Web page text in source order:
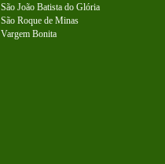
São João Batista do Glória
São Roque de Minas
Vargem Bonita